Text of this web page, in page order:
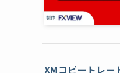
XMコピートレー